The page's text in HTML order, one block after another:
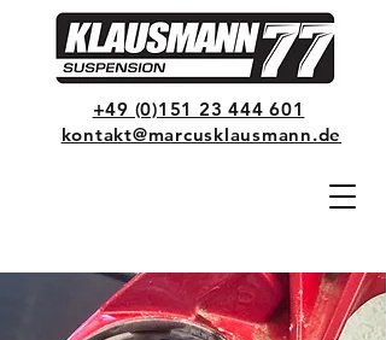
+49 (0)151 23 444 601
kontakt@marcusklausmann.de